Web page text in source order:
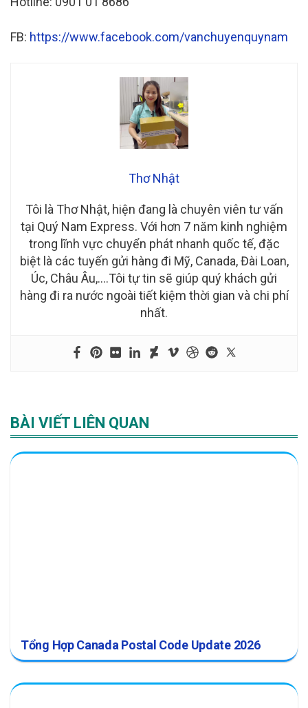
FB: https://www.facebook.com/vanchuyenquynam
Thơ Nhật
Tôi là Thơ Nhật, hiện đang là chuyên viên tư vấn
tại Quý Nam Express. Với hơn 7 năm kinh nghiệm
trong lĩnh vực chuyển phát nhanh quốc tế, đặc
biệt là các tuyến gửi hàng đi Mỹ, Canada, Đài Loan,
Úc, Châu Âu,….Tôi tự tin sẽ giúp quý khách gửi
hàng đi ra nước ngoài tiết kiệm thời gian và chi phí
nhất.
BÀI VIẾT LIÊN QUAN
Tổng Hợp Canada Postal Code Update 2026